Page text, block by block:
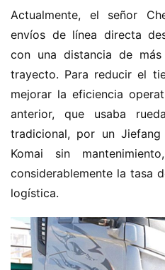
Actualmente, el señor
envíos de línea directa
con una distancia de
trayecto. Para reducir el
mejorar la eficiencia
anterior, que usaba
tradicional, por un
Komai sin
considerablemente la tasa
logística.